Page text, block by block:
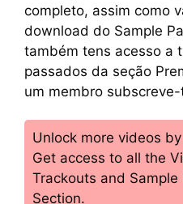
completo, assim como
download do Sample
também tens acesso a
passados da seção
um membro
Unlock more videos
Get access to all the
Trackouts and Sample
Section.